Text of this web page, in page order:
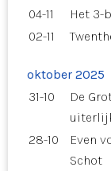
04-11
Het 3-
02-11
oktober 2025
31-10
De
28-10
Even
Schot